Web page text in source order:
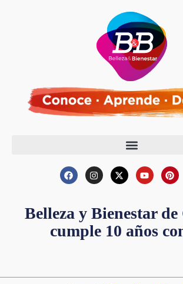
Belleza y Bienestar de
cumple 10 años